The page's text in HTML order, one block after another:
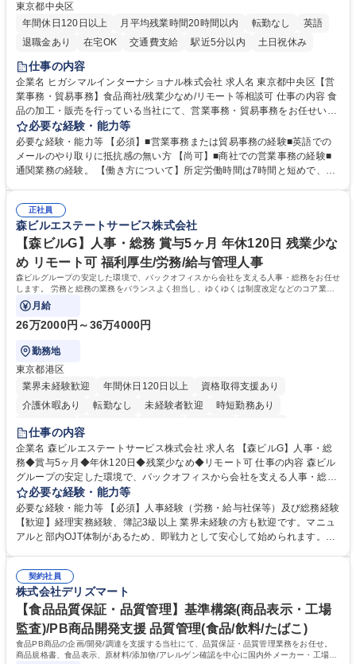
東京都中央区
年間休日120日以上
月平均残業時間20時間以内 転勤なし
英語
退職金あり
在宅OK 交通費支給 駅近5分以内 土日祝休み
仕事の内容
企業名 ヒガシマルインターナショナル株式会社 求人名 東京都中央区【営
業事務・貿易事務】食品商社/残業少なめ/リモート等相談可 仕事の内容 食
品の加工・販売を行っている当社にて、営業事務・貿易事務をお任せいた
します。営業社員のサポートポジションとして、受発注から海外工場との
調整まで幅広く対応し、当社事業の根幹を支えていただきます。 ■受発注
業務、請求書発行 ■海外工場とのスケジュール調整 ■在庫管理 ■輸入書類
の確認・作成 ■配送手配 ■通関業者を通して行う輸出入業全般 ■倉庫との
ルプロデュースしているため、商品に関わる全ての業務をサポート頂きま
す。 募集職種 東京都中央区【営業事務・貿易事務】食品商社/残業少なめ/
リモート等相談可
必要な経験・能力等
必要な経験・能力等 【必須】■営業事務または貿易事務の経験■英語での
メールのやり取りに抵抗感の無い方 【尚可】■商社での営業事務の経験■
通関業務の経験。 【働き方について】所定労働時間は7時間と短めで、残
の強み】1991年の設立以来、外食産業を中心としたお客様の多様なニー
ズに沿った冷凍水産物等の生産・輸入・販売を一貫して手掛けています。
自社工場と海外拠点の強固な連携によるワンストップサービスが最大の強
みです。 学歴・資格 学歴：大学院 大学 語学力：英語 資格：
正社員
森ビルエステートサービス株式会社
【森ビルG】人事・総務 賞与5ヶ月 年休120日 残業少な
め リモート可 福利厚生/労務/給与管理人事
森ビルグループの安定した環境で、バックオフィスから会社を支える人事・総務をお任せ
します。 労務と総務の業務をバランスよく担当し、ゆくゆくは制度改定などのコア業務
にも挑戦できる、やりがいある環境です。
月給
26万2000円～36万4000円
勤務地
東京都港区
業界未経験歓迎
年間休日120日以上
資格取得支援あり
介護休暇あり
転勤なし 未経験者歓迎
時短勤務あり
経験者歓迎
完全週休2日制
交通費支給 長期歓迎 駅近5分以内 土日祝休み
仕事の内容
企業名 森ビルエステートサービス株式会社 求人名 【森ビルG】人事・総
務◆賞与5ヶ月◆年休120日◆残業少なめ◆リモート可 仕事の内容 森ビル
グループの安定した環境で、バックオフィスから会社を支える人事・総務
をお任せします。 労務と総務の業務をバランスよく担当し、ゆくゆくは制
度改定などのコア業務にも挑戦できる、やりがいある環境です。 ■勤怠管
理、給与計算、社会保険手続き、年末調整等の労務管理全般 ■入退社手続
き、社内規定の改定や人事制度改定などのコア業務 ■社内イベントの企画
でも質問・相談できる環境が整っているため、安心して成長できます。 募
集職種 【森ビルG】人事・総務◆賞与5ヶ月◆年休120日◆残業少なめ◆
リモート可
必要な経験・能力等
必要な経験・能力等 【必須】人事経験（労務・給与社保等）及び総務経験
【歓迎】経理実務経験、簿記3級以上 業界未経験の方も歓迎です。マニュ
アルと部内OJT体制があるため、即戦力として安心して始められます。
務に挑戦できるため、自身の成長と組織への貢献度をダイレクトに実感で
きます。 残業少なめ、週1日リモート可など、ワークライフバランスを保
ち長期活躍できる環境です。 「これまでの幅広い経験を活かし、長期的な
キャリアを築きたい」という前向きな意欲と挑戦を全力で応援します。 学
歴・資格 学歴：大学院 大学 高専 短大 専修学校 高校 語学力： 資格：日商
簿記検定1級 日商簿記検定2級 日商簿記検定3級
契約社員
株式会社デリズマート
【食品品質保証・品質管理】基準構築(商品表示・工場
監査)/PB商品開発支援 品質管理(食品/飲料/たばこ)
食品PB商品の企画/開発/調達を支援する当社にて、品質保証・品質管理業務をお任せ。
商品規格書、食品表示、原材料/添加物/アレルゲン確認を中心に国内外メーカー・工場の